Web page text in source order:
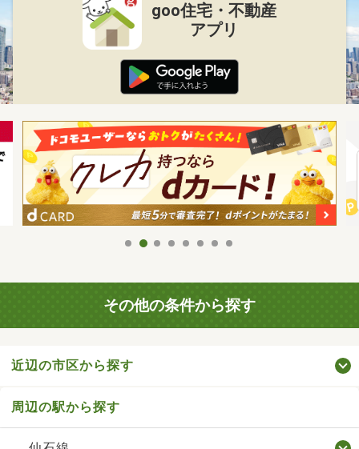
goo住宅・不動産
アプリ
その他の条件から探す
近辺の市区から探す
周辺の駅から探す